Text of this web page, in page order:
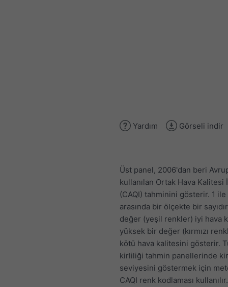
Yardım Görseli indir
Üst panel, 2006'dan beri
kullanılan Ortak Hava Kalitesi
(CAQI) tahminini gösterir. 1 ile
arasında bir ölçekte bir
değer (yeşil renkler) iyi hava
yüksek bir değer (kırmızı
kötü hava kalitesini gösterir.
kirliliği tahmin panellerinde
seviyesini göstermek için
CAQI renk kodlaması